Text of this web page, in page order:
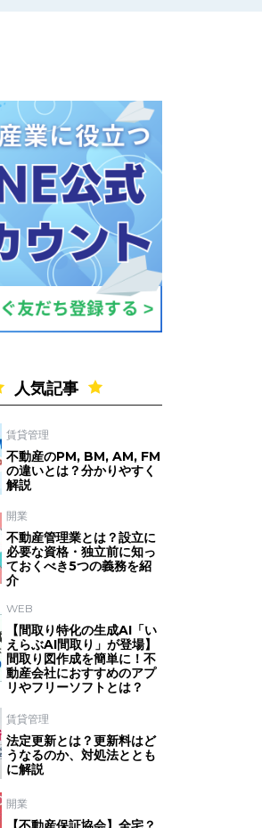
人気記事
賃貸管理
不動産のPM, BM, AM, FM
の違いとは？分かりやすく
解説
開業
不動産管理業とは？設立に
必要な資格・独立前に知っ
ておくべき5つの義務を紹
介
WEB
【間取り特化の生成AI「い
えらぶAI間取り」が登場】
間取り図作成を簡単に！不
動産会社におすすめのアプ
リやフリーソフトとは？
賃貸管理
法定更新とは？更新料はど
うなるのか、対処法ととも
に解説
開業